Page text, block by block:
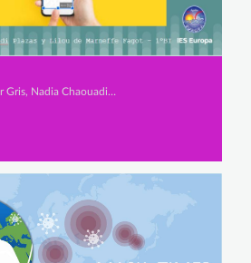
Secundaria, Ainhoa Soler Gris, Nadia Chaouadi Plazas y Lilou de Marneffe Fagot